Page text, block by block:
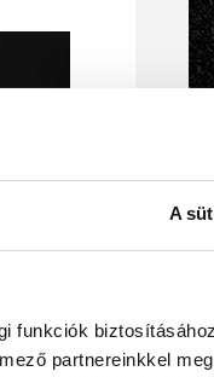
A
funkciók
partnereinkkel